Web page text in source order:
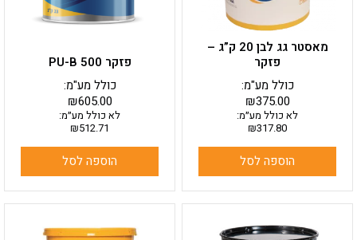
מאסטר גג לבן 20 ק”ג –
פזקר
₪375.00
כולל מע"מ:
לא כולל מע״מ:
₪317.80
הוספה לסל
פזקר PU-B 500
₪605.00
כולל מע"מ:
לא כולל מע״מ:
₪512.71
הוספה לסל